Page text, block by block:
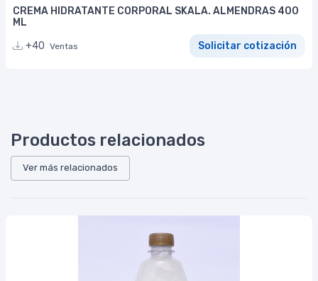
CREMA HIDRATANTE CORPORAL SKALA. ALMENDRAS 400
ML
+40 Ventas Solicitar cotización
Productos relacionados
Ver más relacionados